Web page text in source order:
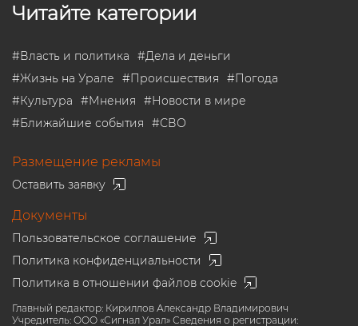
Читайте категории
#Власть и политика #Дела и деньги
#Жизнь на Урале #Происшествия #Погода
#Культура #Мнения #Новости в мире
#Ближайшие события #СВО
Размещение рекламы
Оставить заявку
Документы
Пользовательское соглашение
Политика конфиденциальности
Политика в отношении файлов cookie
Главный редактор: Кириллов Александр Владимирович
Учредитель: ООО «Сигнал Урал» Сведения о регистрации: